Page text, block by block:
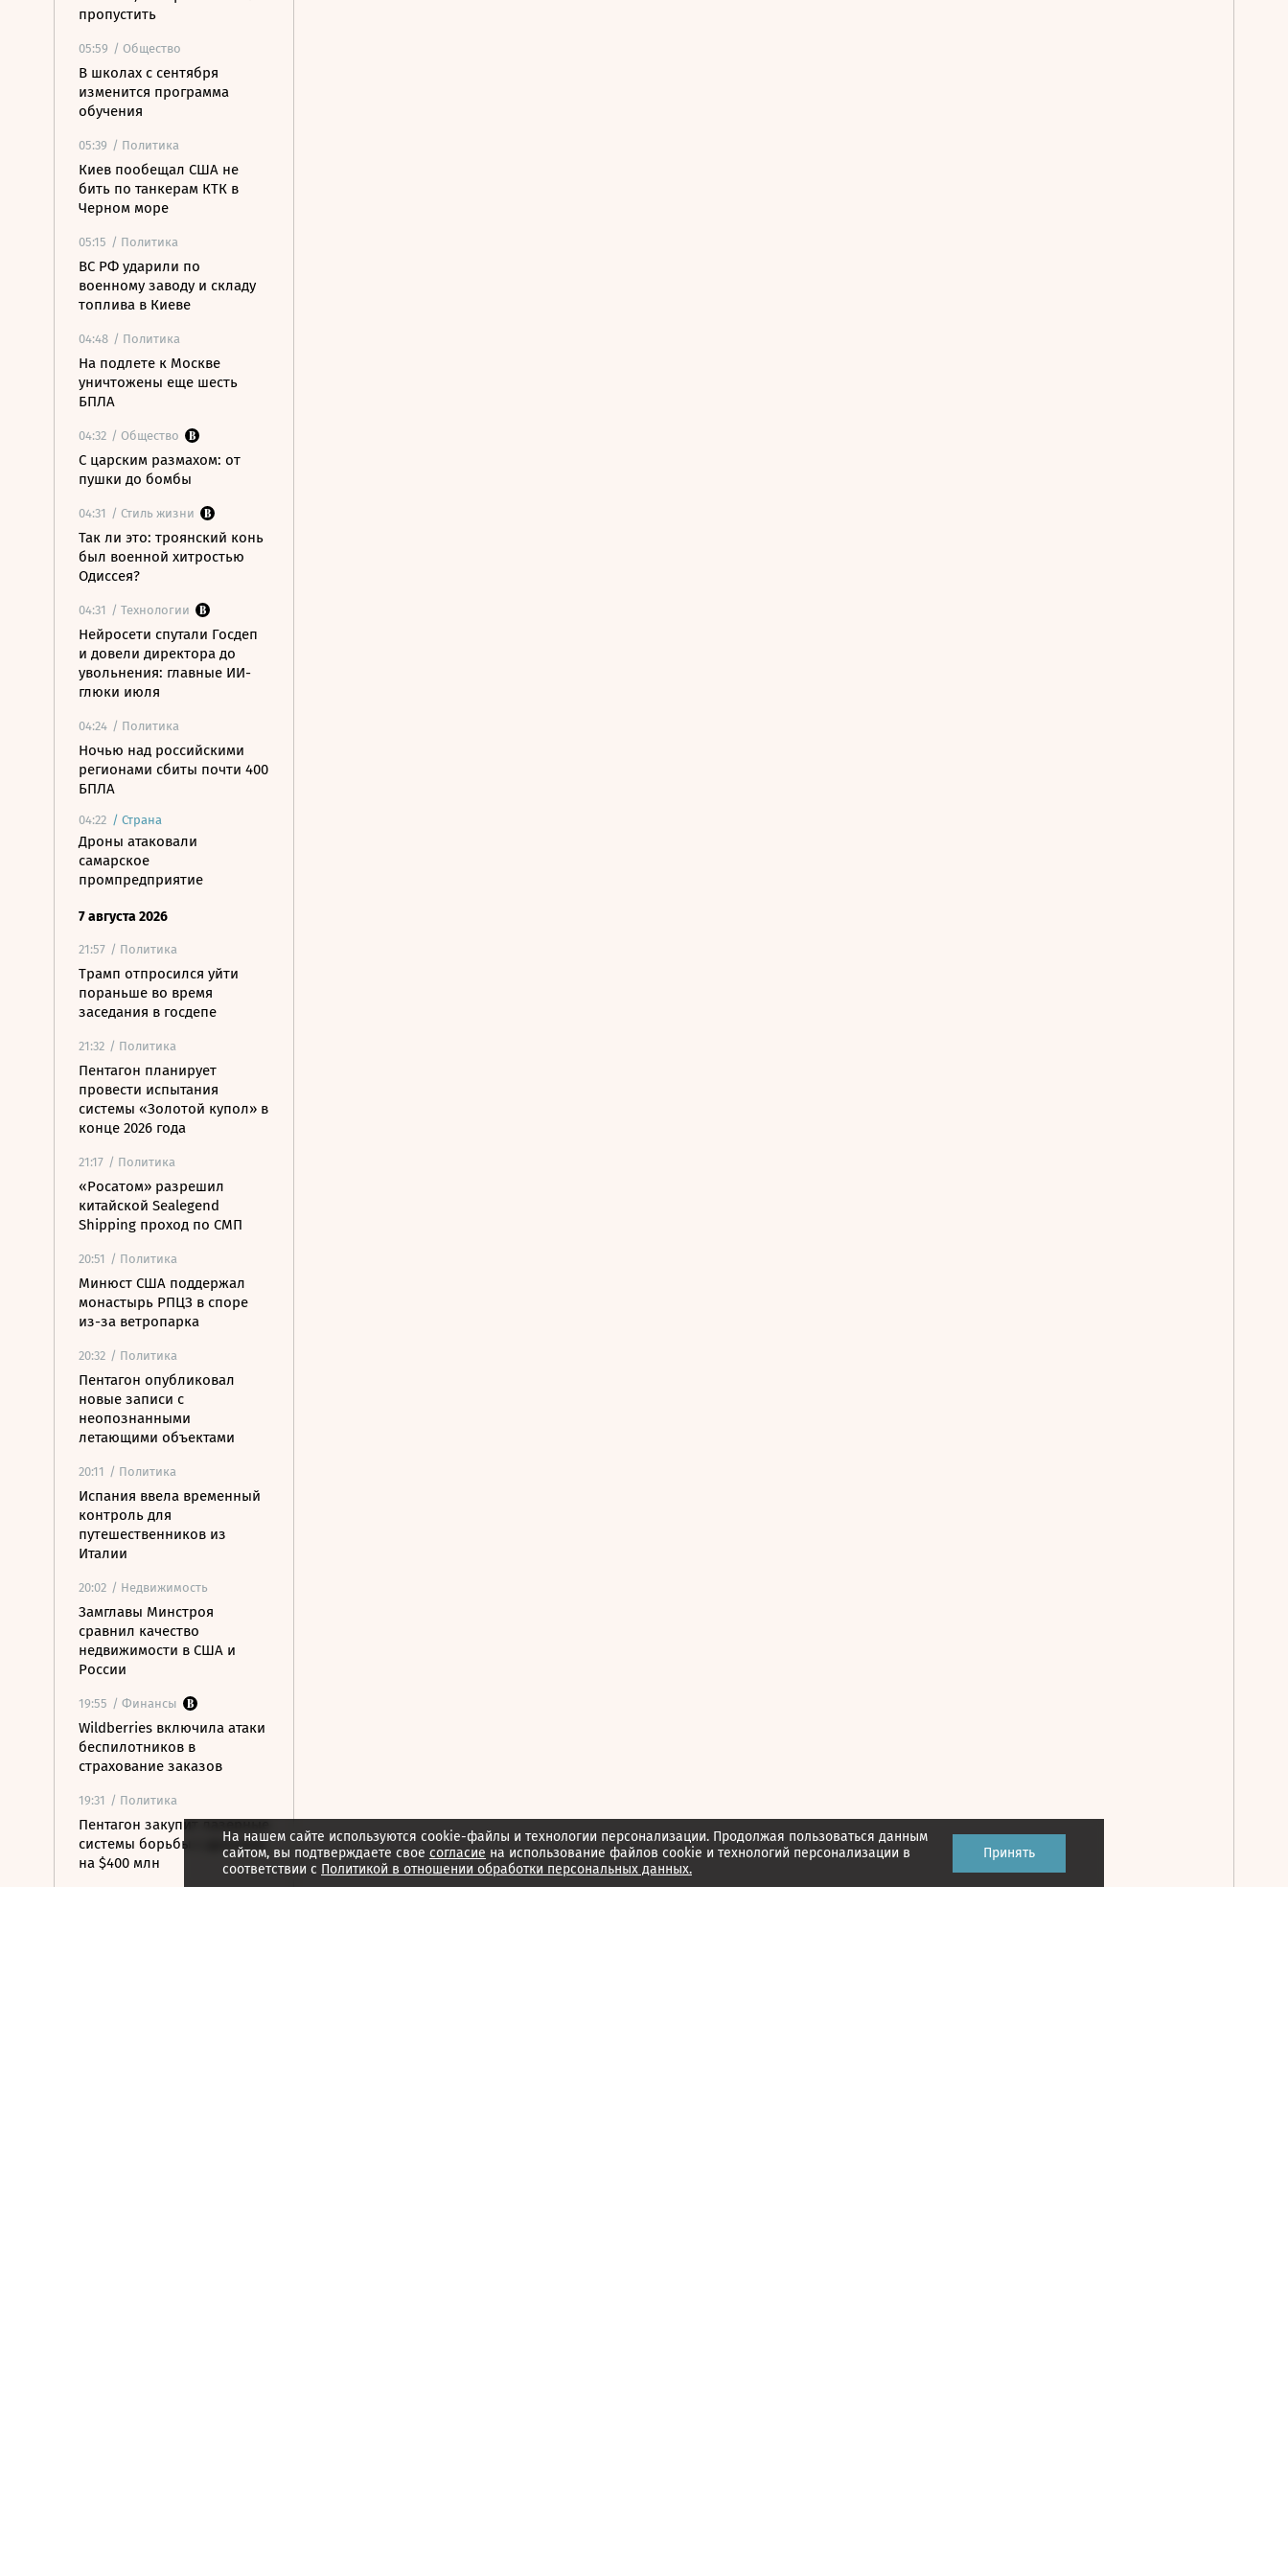
пропустить
05:59 / Общество
В школах с сентября
изменится программа
обучения
05:39 / Политика
Киев пообещал США не
бить по танкерам КТК в
Черном море
05:15 / Политика
ВС РФ ударили по
военному заводу и складу
топлива в Киеве
04:48 / Политика
На подлете к Москве
уничтожены еще шесть
БПЛА
04:32 / Общество
С царским размахом: от
пушки до бомбы
04:31 / Стиль жизни
Так ли это: троянский конь
был военной хитростью
Одиссея?
04:31 / Технологии
Нейросети спутали Госдеп
и довели директора до
увольнения: главные ИИ-
глюки июля
04:24 / Политика
Ночью над российскими
регионами сбиты почти 400
БПЛА
04:22 / Страна
Дроны атаковали
самарское
промпредприятие
7 августа 2026
21:57 / Политика
Трамп отпросился уйти
пораньше во время
заседания в госдепе
21:32 / Политика
Пентагон планирует
провести испытания
системы «Золотой купол» в
конце 2026 года
21:17 / Политика
«Росатом» разрешил
китайской Sealegend
Shipping проход по СМП
20:51 / Политика
Минюст США поддержал
монастырь РПЦЗ в споре
из-за ветропарка
20:32 / Политика
Пентагон опубликовал
новые записи с
неопознанными
летающими объектами
20:11 / Политика
Испания ввела временный
контроль для
путешественников из
Италии
20:02 / Недвижимость
Замглавы Минстроя
сравнил качество
недвижимости в США и
России
19:55 / Финансы
Wildberries включила атаки
беспилотников в
страхование заказов
19:31 / Политика
Пентагон закупит лазерные
системы борьбы с дронами
на $400 млн
На нашем сайте используются cookie-файлы и технологии персонализации. Продолжая пользоваться данным
сайтом, вы подтверждаете свое согласие на использование файлов cookie и технологий персонализации в
соответствии с Политикой в отношении обработки персональных данных.
Принять